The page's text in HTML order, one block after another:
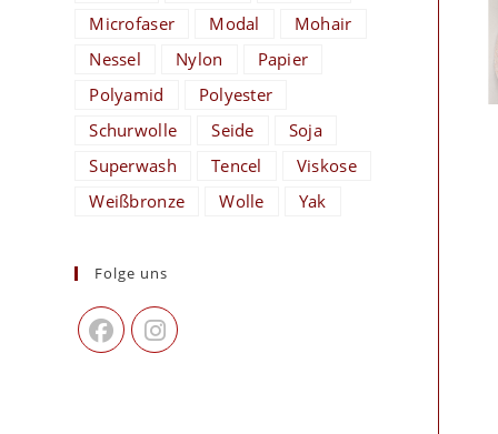
Microfaser
Modal
Mohair
Nessel
Nylon
Papier
Polyamid
Polyester
Schurwolle
Seide
Soja
Superwash
Tencel
Viskose
Weißbronze
Wolle Yak
Folge uns